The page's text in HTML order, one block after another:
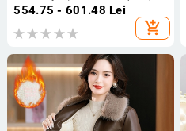
guler în stil sacou, stil coreean-
554.75 - 601.48 Lei
add_shopping_cart